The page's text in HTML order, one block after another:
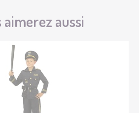
aimerez aussi